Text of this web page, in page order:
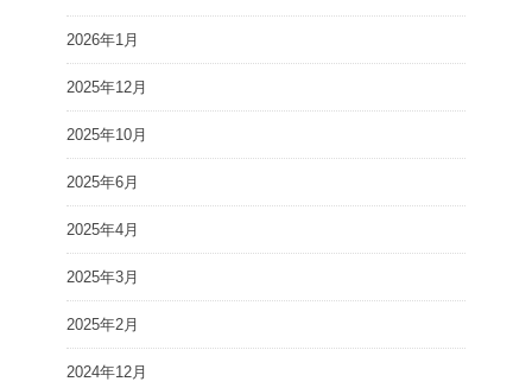
2026年1月
2025年12月
2025年10月
2025年6月
2025年4月
2025年3月
2025年2月
2024年12月